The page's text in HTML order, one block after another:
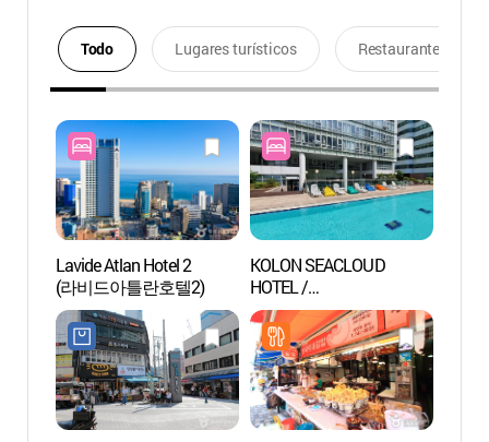
Todo Lugares turísticos Restaurantes
Lavide Atlan Hotel 2
(라비드아틀란호텔2)
KOLON SEACLOUD
HOTEL /
코오롱씨클라우드호텔